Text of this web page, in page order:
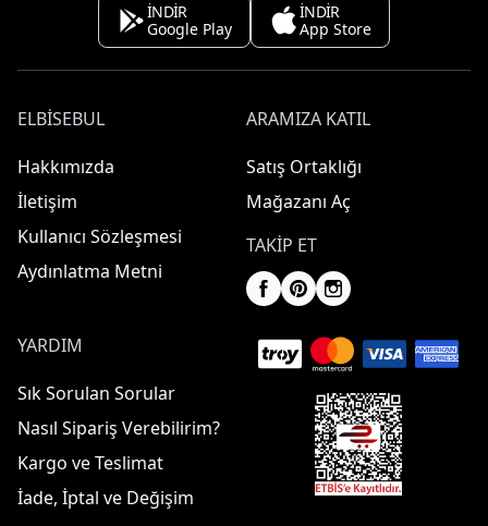
İNDİR
Google Play
İNDİR
App Store
ELBISEBUL
Hakkımızda
İletişim
Kullanıcı Sözleşmesi
Aydınlatma Metni
ARAMIZA KATIL
Satış Ortaklığı
Mağazanı Aç
TAKIP ET
YARDIM
Sık Sorulan Sorular
Nasıl Sipariş Verebilirim?
Kargo ve Teslimat
İade, İptal ve Değişim